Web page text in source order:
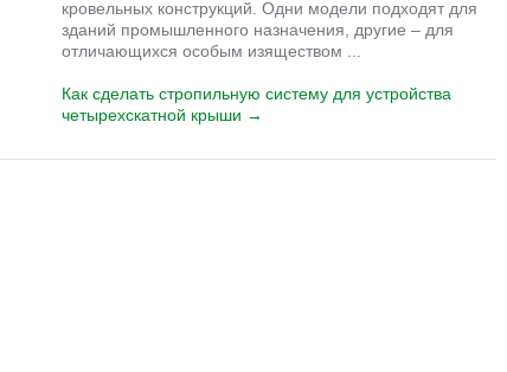
кровельных конструкций. Одни модели подходят для
зданий промышленного назначения, другие – для
отличающихся особым изяществом ...
Как сделать стропильную систему для устройства
четырехскатной крыши →